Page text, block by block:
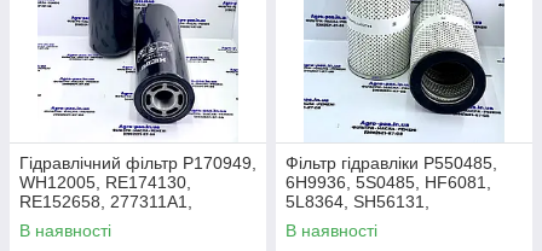
Гідравлічний фільтр P170949,
WH12005, RE174130,
RE152658, 277311A1,
84356072
В наявності
Фільтр гідравліки P550485,
6H9936, 5S0485, HF6081,
5L8364, SH56131,
6127515040, HX23,
1851399M1, 1810404M91
В наявності